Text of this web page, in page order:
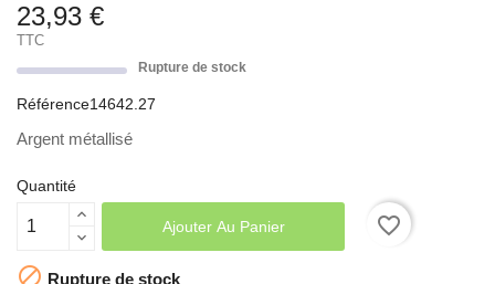
23,93 €
TTC
Rupture de stock
Référence14642.27
Argent métallisé
Quantité
Ajouter Au Panier
favorite_border
 Rupture de stock